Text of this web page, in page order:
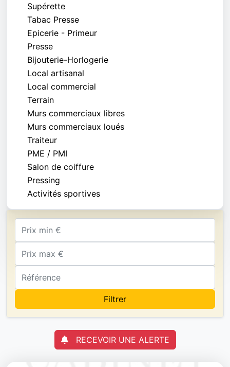
Supérette
Tabac Presse
Epicerie - Primeur
Presse
Bijouterie-Horlogerie
Local artisanal
Local commercial
Terrain
Murs commerciaux libres
Murs commerciaux loués
Traiteur
PME / PMI
Salon de coiffure
Pressing
Activités sportives
Filtrer
RECEVOIR UNE ALERTE